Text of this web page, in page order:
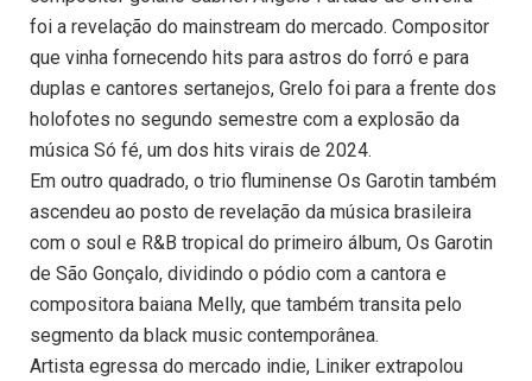
foi a revelação do mainstream do mercado. Compositor
que vinha fornecendo hits para astros do forró e para
duplas e cantores sertanejos, Grelo foi para a frente dos
holofotes no segundo semestre com a explosão da
música Só fé, um dos hits virais de 2024.
Em outro quadrado, o trio fluminense Os Garotin também
ascendeu ao posto de revelação da música brasileira
com o soul e R&B tropical do primeiro álbum, Os Garotin
de São Gonçalo, dividindo o pódio com a cantora e
compositora baiana Melly, que também transita pelo
segmento da black music contemporânea.
Artista egressa do mercado indie, Liniker extrapolou